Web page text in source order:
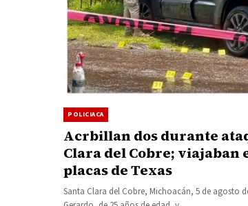
POLICIACA
Acrbillan dos durante
Clara del Cobre; viajaban
placas de Texas
Santa Clara del Cobre, Michoacán, 5 de agosto